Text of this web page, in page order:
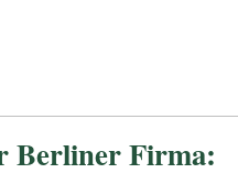
Berliner Firma: